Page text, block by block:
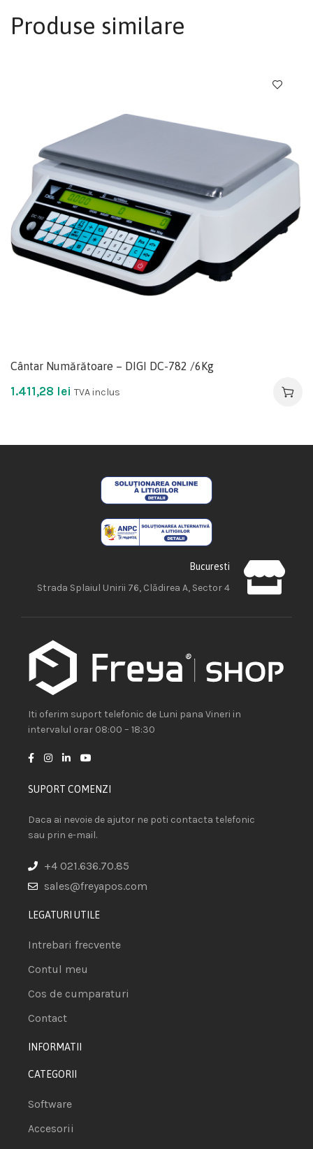
Produse similare
Cântar Numărătoare – DIGI DC-782 /6Kg
1.411,28 lei TVA inclus
Bucuresti
Strada Splaiul Unirii 76, Clădirea A, Sector 4
Iti oferim suport telefonic de Luni pana Vineri in
intervalul orar 08:00 – 18:30
SUPORT COMENZI
Daca ai nevoie de ajutor ne poti contacta telefonic
sau prin e-mail.
+4 021.636.70.85
sales@freyapos.com
LEGATURI UTILE
Intrebari frecvente
Contul meu
Cos de cumparaturi
Contact
INFORMATII
CATEGORII
Software
Accesorii